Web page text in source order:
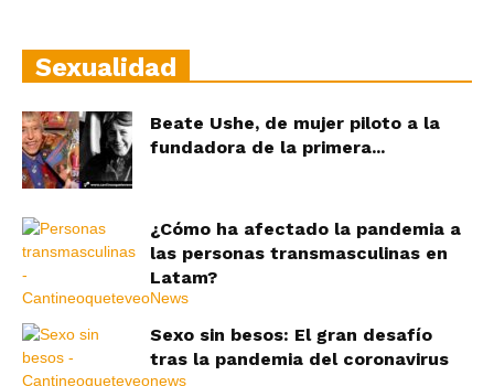
Sexualidad
Beate Ushe, de mujer piloto a la
fundadora de la primera...
¿Cómo ha afectado la pandemia a
las personas transmasculinas en
Latam?
Sexo sin besos: El gran desafío
tras la pandemia del coronavirus